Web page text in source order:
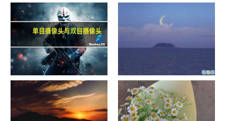
单目摄像头与双目摄像头
晚安励志语录带图片 晚安心语
励志鸡汤